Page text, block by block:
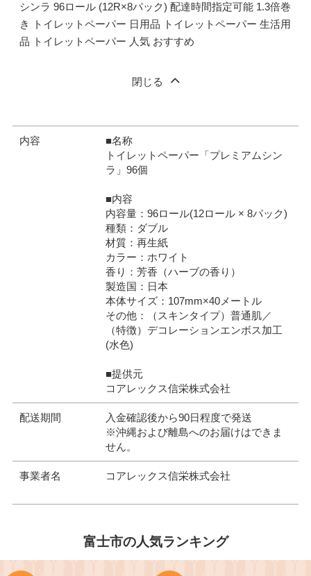
シンラ 96ロール (12R×8パック) 配達時間指定可能 1.3倍巻
き トイレットペーパー 日用品 トイレットペーパー 生活用
品 トイレットペーパー 人気 おすすめ
閉じる
内容
■名称
トイレットペーパー「プレミアムシン
ラ」96個
■内容
内容量：96ロール(12ロール × 8パック)
種類：ダブル
材質：再生紙
カラー：ホワイト
香り：芳香（ハーブの香り）
製造国：日本
本体サイズ：107mm×40メートル
その他：（スキンタイプ）普通肌／
（特徴）デコレーションエンボス加工
(水色)
■提供元
コアレックス信栄株式会社
配送期間
入金確認後から90日程度で発送
※沖縄および離島へのお届けはできま
せん。
事業者名 コアレックス信栄株式会社
富士市の人気ランキング